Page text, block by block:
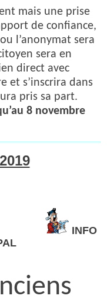
mais une prise
de confiance,
l’anonymat sera
sera en
direct avec
et s’inscrira dans
pris sa part.
8 novembre
INFO